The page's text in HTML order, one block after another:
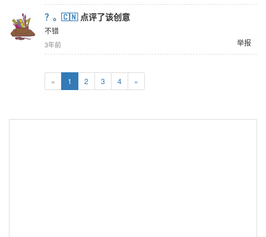
？。🇨🇳点评了该创意
不错
举报
3年前
« 1 2 3 4 »